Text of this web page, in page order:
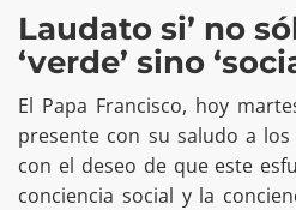
Laudato si’ no
‘verde’ sino
El Papa Francisco, hoy
presente con su saludo a
con el deseo de que este
conciencia social y la